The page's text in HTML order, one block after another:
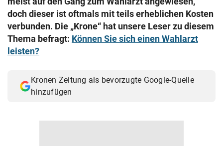
Muthgasse 2, 1190 Wien
doch dieser ist oftmals mit teils erheblichen Kosten
verbunden. Die „Krone“ hat unsere Leser zu diesem
Thema befragt: Können Sie sich einen Wahlarzt
leisten?
Kronen Zeitung als bevorzugte Google-Quelle
hinzufügen